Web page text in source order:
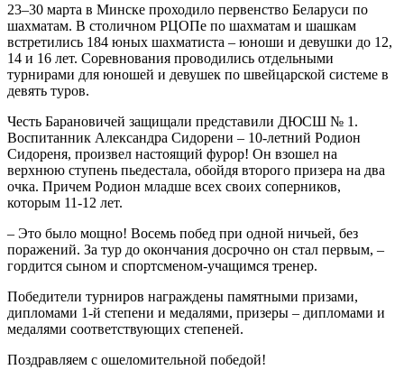
23–30 марта в Минске проходило первенство Беларуси по
шахматам. В столичном РЦОПе по шахматам и шашкам
встретились 184 юных шахматиста – юноши и девушки до 12,
14 и 16 лет. Соревнования проводились отдельными
турнирами для юношей и девушек по швейцарской системе в
девять туров.
Честь Барановичей защищали представили ДЮСШ № 1.
Воспитанник Александра Сидорени – 10-летний Родион
Сидореня, произвел настоящий фурор! Он взошел на
верхнюю ступень пьедестала, обойдя второго призера на два
очка. Причем Родион младше всех своих соперников,
которым 11-12 лет.
– Это было мощно! Восемь побед при одной ничьей, без
поражений. За тур до окончания досрочно он стал первым, –
гордится сыном и спортсменом-учащимся тренер.
Победители турниров награждены памятными призами,
дипломами 1-й степени и медалями, призеры – дипломами и
медалями соответствующих степеней.
Поздравляем с ошеломительной победой!